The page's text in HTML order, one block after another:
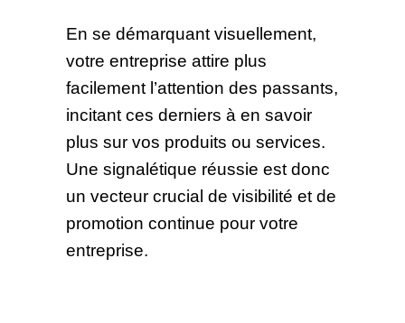
En se démarquant visuellement,
votre entreprise attire plus
facilement l’attention des passants,
incitant ces derniers à en savoir
plus sur vos produits ou services.
Une signalétique réussie est donc
un vecteur crucial de visibilité et de
promotion continue pour votre
entreprise.